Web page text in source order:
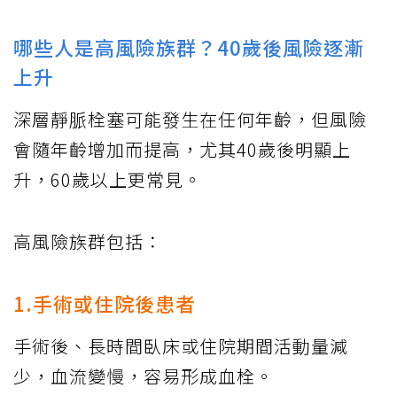
哪些人是高風險族群？40歲後風險逐漸
上升
深層靜脈栓塞可能發生在任何年齡，但風險
會隨年齡增加而提高，尤其40歲後明顯上
升，60歲以上更常見。
高風險族群包括：
1.手術或住院後患者
手術後、長時間臥床或住院期間活動量減
少，血流變慢，容易形成血栓。